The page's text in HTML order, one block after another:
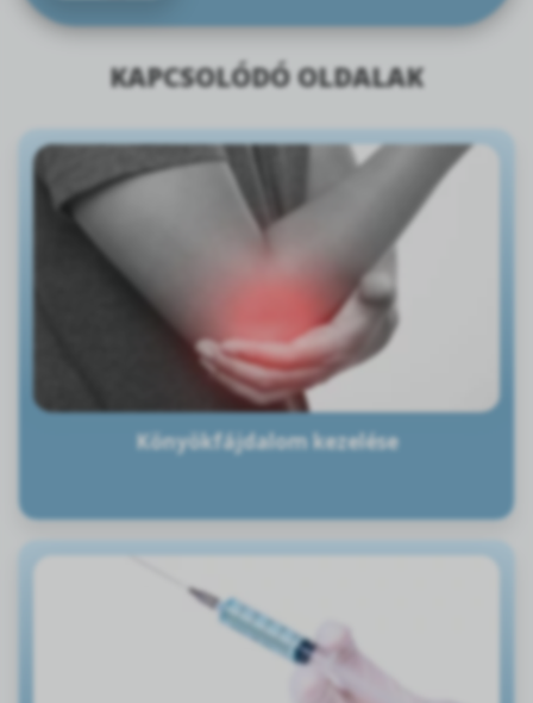
KAPCSOLÓDÓ OLDALAK
Könyökfájdalom kezelése